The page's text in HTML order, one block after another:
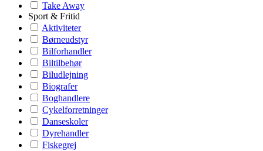
Take Away
Sport & Fritid
Aktiviteter
Børneudstyr
Bilforhandler
Biltilbehør
Biludlejning
Biografer
Boghandlere
Cykelforretninger
Danseskoler
Dyrehandler
Fiskegrej